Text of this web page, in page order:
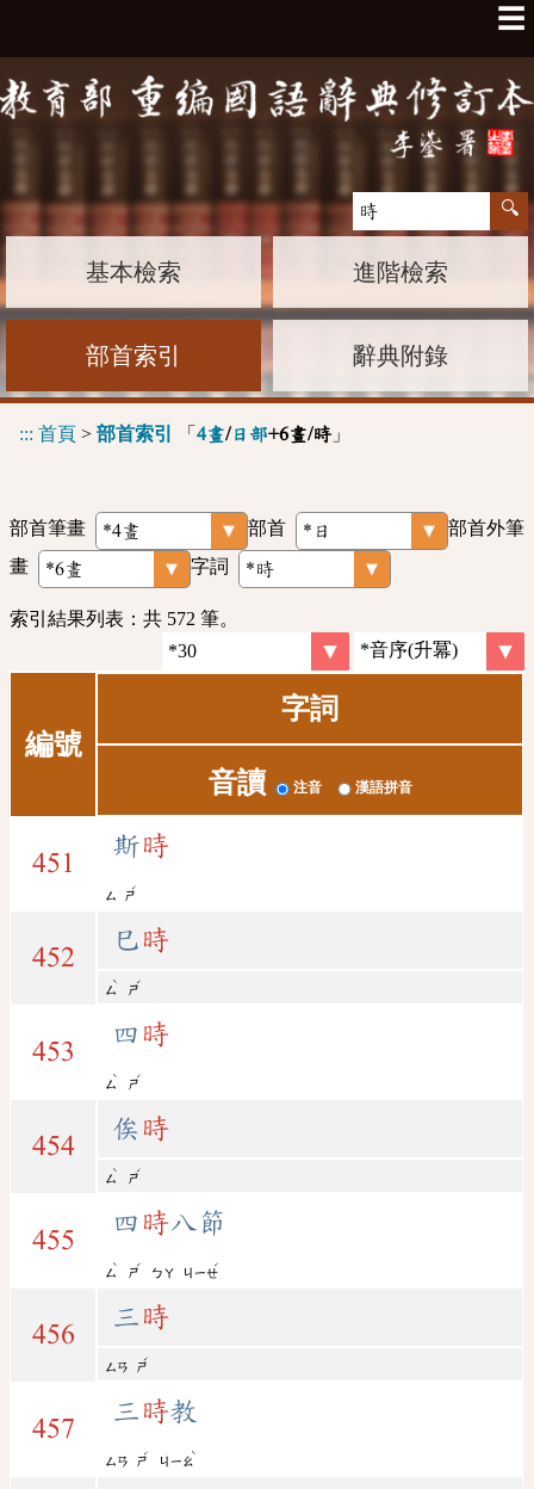
☰
基本檢索 進階檢索
部首索引 辭典附錄
::: 首頁 > 部首索引 「 4畫/日部+6畫/時 」
部首筆畫 部首
部首外筆
畫
字詞
索引結果列表：共 572 筆。
編號
字詞
音讀 注音 漢語拼音
451
斯時
ㄙ ㄕ
ˊ
452
巳 時
ㄙ
ˋ
ㄕ
ˊ
453
四 時
ㄙ
ˋ
ㄕ
ˊ
454
俟 時
ㄙ
ˋ
ㄕ
ˊ
455
四 時八節
ㄙ
ˋ
ㄕ
ˊ
ㄅㄚ ㄐㄧㄝ
ˊ
456
三 時
ㄙㄢ ㄕ
ˊ
457
三時教
ㄙㄢ ㄕ
ˊ
ㄐㄧㄠ
ˋ